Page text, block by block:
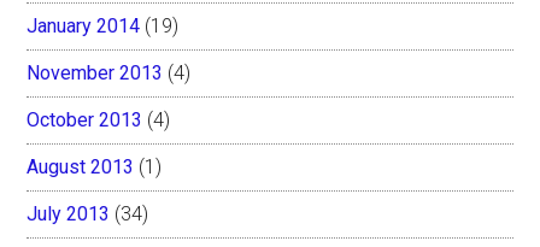
January 2014 (19)
November 2013 (4)
October 2013 (4)
August 2013 (1)
July 2013 (34)